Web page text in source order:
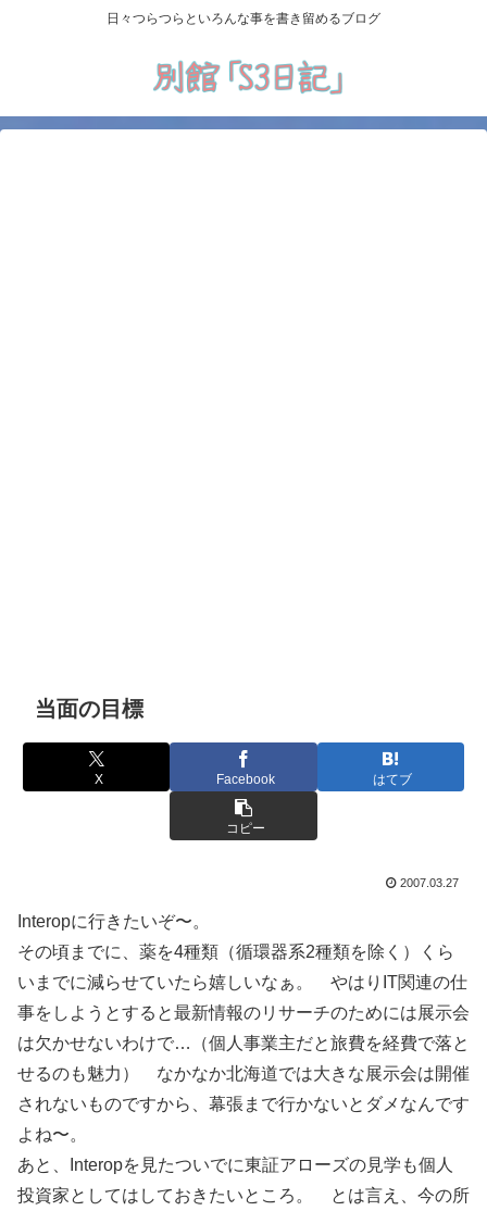
日々つらつらといろんな事を書き留めるブログ
当面の目標
X Facebook はてブ
コピー
2007.03.27
Interopに行きたいぞ〜。
その頃までに、薬を4種類（循環器系2種類を除く）くら
いまでに減らせていたら嬉しいなぁ。 やはりIT関連の仕
事をしようとすると最新情報のリサーチのためには展示会
は欠かせないわけで…（個人事業主だと旅費を経費で落と
せるのも魅力） なかなか北海道では大きな展示会は開催
されないものですから、幕張まで行かないとダメなんです
よね〜。
あと、Interopを見たついでに東証アローズの見学も個人
投資家としてはしておきたいところ。 とは言え、今の所